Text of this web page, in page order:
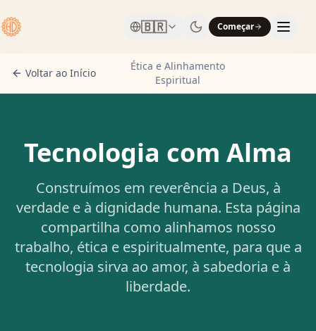
🇧🇷 Começar
Voltar ao Início
Ética e Alinhamento
Espiritual
Tecnologia com Alma
Construímos em reverência a Deus, à
verdade e à dignidade humana. Esta página
compartilha como alinhamos nosso
trabalho, ética e espiritualmente, para que a
tecnologia sirva ao amor, à sabedoria e à
liberdade.